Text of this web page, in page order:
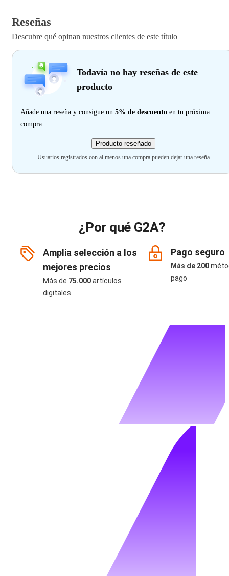
Reseñas
Descubre qué opinan nuestros clientes de este título
Todavía no hay reseñas de este
producto
Añade una reseña y consigue un 5% de descuento en tu próxima
compra
Producto reseñado
Usuarios registrados con al menos una compra pueden dejar una reseña
¿Por qué G2A?
Amplia selección a los
mejores precios
Más de 75.000artículos
digitales
Pago seguro
Más de 200
pago